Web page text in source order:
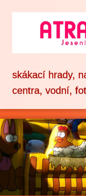
skákací hrady,
centra, vodní,